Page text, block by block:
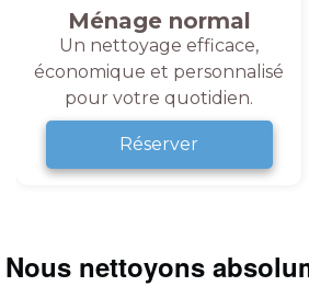
Ménage normal
Un nettoyage efficace,
économique et personnalisé
pour votre quotidien.
Réserver
Nous nettoyons